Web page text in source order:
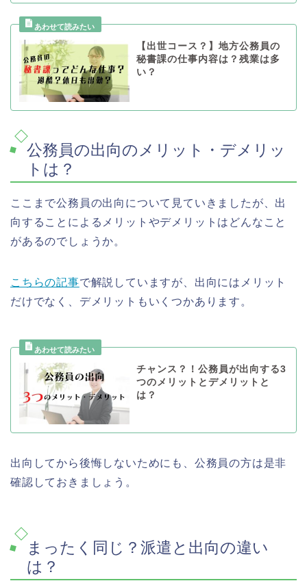
【出世コース？】地方公務員の
秘書課の仕事内容は？残業は多
い？
公務員の出向のメリット・デメリッ
トは？
ここまで公務員の出向について見ていきましたが、出
向することによるメリットやデメリットはどんなこと
があるのでしょうか。
こちらの記事で解説していますが、出向にはメリット
だけでなく、デメリットもいくつかあります。
チャンス？！公務員が出向する3
つのメリットとデメリットと
は？
出向してから後悔しないためにも、公務員の方は是非
確認しておきましょう。
まったく同じ？派遣と出向の違い
は？